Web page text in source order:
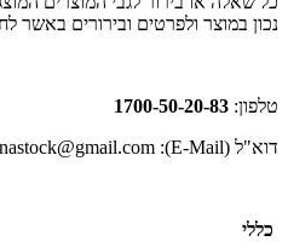
נכון במוצר ולפרטים ובירורים באשר
טלפון:
דוא"ל (E-Mail):
כללי